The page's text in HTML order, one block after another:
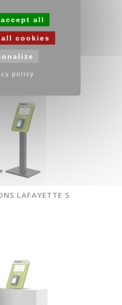
DONS HELIX
LAFAYETTE S
all
all cookies
policy